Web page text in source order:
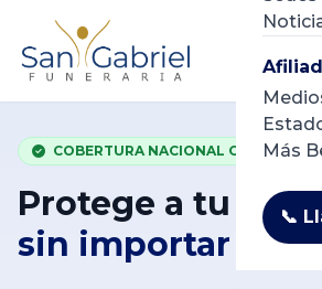
Más
📞
COBERTURA NACIONAL
Protege a tu
sin importar